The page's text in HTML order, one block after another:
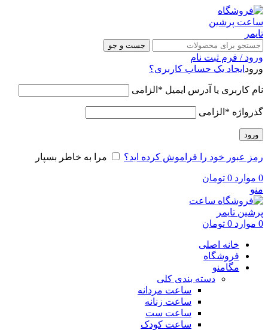
جست و جو
ورود / فرم ثبت نام
ورود ایجاد یک حساب کاربری؟
نام کاربری یا آدرس ایمیل * الزامی
گذرواژه * الزامی
ورود
رمز عبور خود را فراموش کرده اید؟ مرا به خاطر بسپار
0 موارد 0 تومان
منو
0 موارد 0 تومان
خانه اصلی
فروشگاه
مگامنو
دسته بندی کلی
ساعت مردانه
ساعت زنانه
ساعت ست
ساعت کودک